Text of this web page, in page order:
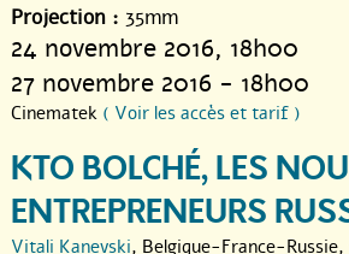
Projection : 35mm
24 novembre 2016, 18h00
27 novembre 2016 - 18h00
Cinematek ( Voir les accès et tarif )
KTO BOLCHÉ, LES
ENTREPRENEURS
Vitali Kanevski, Belgique-France-Russie,